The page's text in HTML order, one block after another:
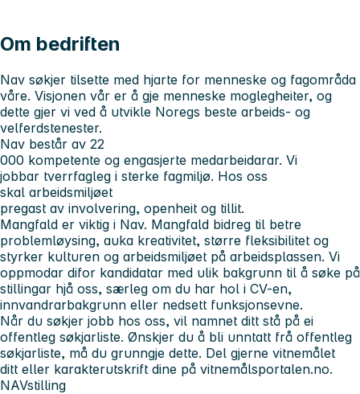
Om bedriften
Nav søkjer tilsette med hjarte for menneske og fagområda
våre. Visjonen vår er å gje menneske moglegheiter, og
dette gjer vi ved å utvikle Noregs beste arbeids- og
velferdstenester.
Nav består av 22
000 kompetente og engasjerte medarbeidarar. Vi
jobbar tverrfagleg i sterke fagmiljø. Hos oss
skal arbeidsmiljøet
pregast av involvering, openheit og tillit.
Mangfald er viktig i Nav. Mangfald bidreg til betre
problemløysing, auka kreativitet, større fleksibilitet og
styrker kulturen og arbeidsmiljøet på arbeidsplassen. Vi
oppmodar difor kandidatar med ulik bakgrunn til å søke på
stillingar hjå oss, særleg om du har hol i CV-en,
innvandrarbakgrunn eller nedsett funksjonsevne.
Når du søkjer jobb hos oss, vil namnet ditt stå på ei
offentleg søkjarliste. Ønskjer du å bli unntatt frå offentleg
søkjarliste, må du grunngje dette. Del gjerne vitnemålet
ditt eller karakterutskrift dine på vitnemålsportalen.no.
NAVstilling